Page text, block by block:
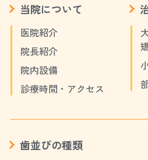
当院について
医院紹介
院長紹介
院内設備
診療時間・アクセス
歯並びの種類